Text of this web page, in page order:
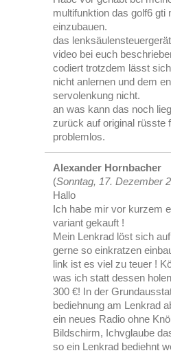
multifunktion das golf6 gti
einzubauen.
das
video bei euch
codiert trotzdem lässt
nicht anlernen und dem
servolenkung nicht.
an was kann das noch
zurück auf original rüsste
problemlos.
Alexander Hornbacher
(Sonntag, 17. Dezember
Hallo
Ich habe mir vor kurzem
variant gekauft !
Mein Lenkrad löst sich
gerne so einkratzen
link ist es viel zu teuer !
was ich statt dessen
300 €! In der
bediehnung am Lenkrad
ein neues Radio ohne
Bildschirm, Ichvglaube
so ein Lenkrad bediehnt